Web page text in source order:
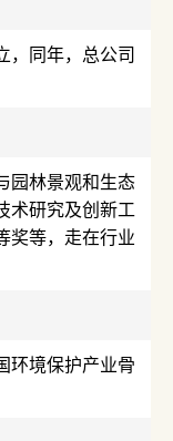
，同年，总公司
园林景观和生态
术研究及创新工
奖等，走在行业
环境保护产业骨